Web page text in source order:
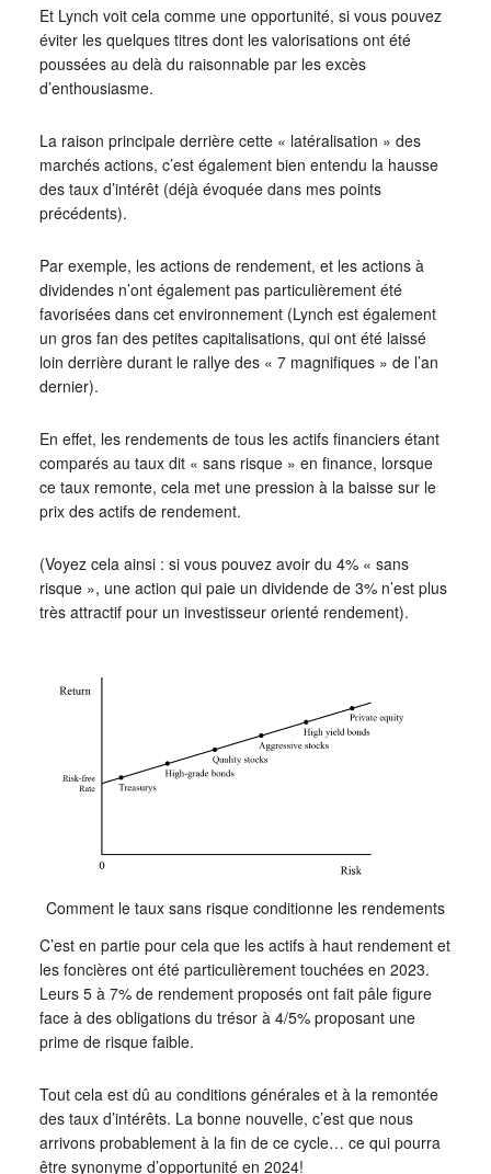
Et Lynch voit cela comme une opportunité, si vous pouvez
éviter les quelques titres dont les valorisations ont été
poussées au delà du raisonnable par les excès
d’enthousiasme.
La raison principale derrière cette « latéralisation » des
marchés actions, c’est également bien entendu la hausse
des taux d’intérêt (déjà évoquée dans mes points
précédents).
Par exemple, les actions de rendement, et les actions à
dividendes n’ont également pas particulièrement été
favorisées dans cet environnement (Lynch est également
un gros fan des petites capitalisations, qui ont été laissé
loin derrière durant le rallye des « 7 magnifiques » de l’an
dernier).
En effet, les rendements de tous les actifs financiers étant
comparés au taux dit « sans risque » en finance, lorsque
ce taux remonte, cela met une pression à la baisse sur le
prix des actifs de rendement.
(Voyez cela ainsi : si vous pouvez avoir du 4% « sans
risque », une action qui paie un dividende de 3% n’est plus
très attractif pour un investisseur orienté rendement).
Comment le taux sans risque conditionne les rendements
C’est en partie pour cela que les actifs à haut rendement et
les foncières ont été particulièrement touchées en 2023.
Leurs 5 à 7% de rendement proposés ont fait pâle figure
face à des obligations du trésor à 4/5% proposant une
prime de risque faible.
Tout cela est dû au conditions générales et à la remontée
des taux d’intérêts. La bonne nouvelle, c’est que nous
arrivons probablement à la fin de ce cycle… ce qui pourra
être synonyme d’opportunité en 2024!